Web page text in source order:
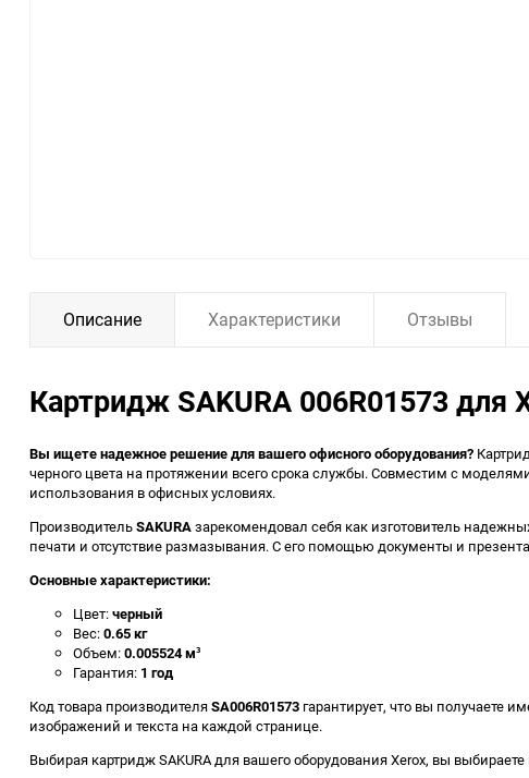
Описание Характеристики Отзывы
Картридж SAKURA 006R01573 для
Вы ищете надежное решение для вашего офисного оборудования?
черного цвета на протяжении всего срока службы. Совместим с
использования в офисных условиях.
ПроизводительSAKURAзарекомендовал себя как изготовитель
печати и отсутствие размазывания. С его помощью документы и
Основные характеристики:
Цвет:черный
Вес:0.65 кг
Объем:0.005524 м³
Гарантия: 1 год
Код товара производителяSA006R01573 гарантирует, что вы получаете
изображений и текста на каждой странице.
Выбирая картридж SAKURA для вашего оборудования Xerox, вы